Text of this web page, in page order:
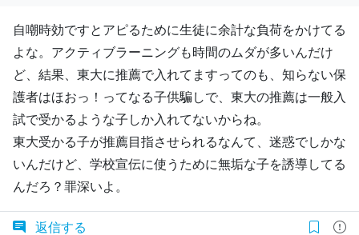
自嘲時効ですとアピるために生徒に余計な負荷をかけてる
よな。アクティブラーニングも時間のムダが多いんだけ
ど、結果、東大に推薦で入れてますってのも、知らない保
護者はほおっ！ってなる子供騙しで、東大の推薦は一般入
試で受かるような子しか入れてないからね。
東大受かる子が推薦目指させられるなんて、迷惑でしかな
いんだけど、学校宣伝に使うために無垢な子を誘導してる
んだろ？罪深いよ。
返信する